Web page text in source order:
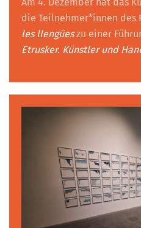
die Teilnehmer*innen des
les llengüeszu einer
Etrusker. Künstler und